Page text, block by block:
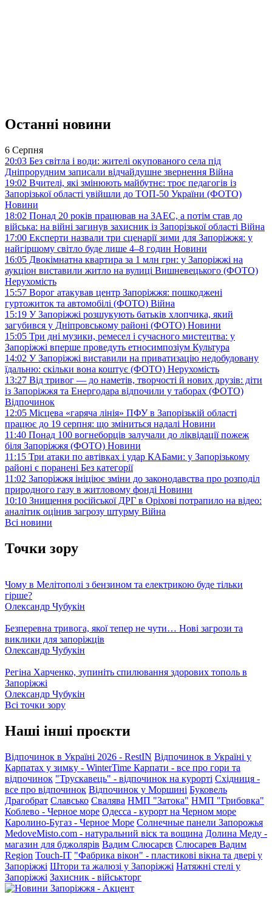
Останні новини
6 Серпня
20:03 Без світла і води: жителі окупованого села під
Дніпрорудним записали відчайдушне звернення Війна
19:02 Вчителі, які змінюють майбутнє: троє педагогів із
Запорізької області увійшли до ТОП-50 України (ФОТО)
Новини
18:02 Понад 20 років працював на ЗАЕС, а потім став до
війська: на війні загинув захисник із Запорізької області Війна
17:00 Експерти назвали три сценарії зими для Запоріжжя: у
найгіршому світло буде лише 4–8 годин Новини
16:05 Двокімнатна квартира за 1 млн грн: у Запоріжжі на
аукціон виставили житло на вулиці Вишневецького (ФОТО)
Нерухомість
15:57 Ворог атакував центр Запоріжжя: пошкоджені
гуртожиток та автомобілі (ФОТО) Війна
15:19 У Запоріжжі розшукують батьків хлопчика, який
загубився у Дніпровському районі (ФОТО) Новини
15:05 Три дні музики, ремесел і сучасного мистецтва: у
Запоріжжі вперше проведуть етносимпозіум Культура
14:02 У Запоріжжі виставили на приватизацію недобудовану
їдальню: скільки вона коштує (ФОТО) Нерухомість
13:27 Від тривог — до наметів, творчості й нових друзів: діти
із Запоріжжя та Енергодара відпочили у таборах (ФОТО)
Відпочинок
12:05 Місцева «гаряча лінія» ПФУ в Запорізькій області
працює до 19 серпня: що зміниться надалі Новини
11:40 Понад 100 вогнеборців залучали до ліквідації пожеж
біля Запоріжжя (ФОТО) Новини
11:15 Три атаки по автівках і удар КАБами: у Запорізькому
районі є поранені Без категорії
11:02 Запоріжжя ініціює зміни до законодавства про розподіл
природного газу в житловому фонді Новини
10:10 Знищення російської ДРГ в Оріхові потрапило на відео:
аналітик оцінив загрозу штурму Війна
Всі новини
Точки зору
Чому в Мелітополі з бензином та електрикою буде тільки
гірше?
Олександр Чубукін
Безперевна тривога, якої тепер не чути… Нові загрози та
виклики для запоріжців
Олександр Чубукін
Регіна Харченко, зупиніть спилювання здорових тополь в
Запоріжжі
Олександр Чубукін
Всі точки зору
Наші інші проєкти
Відпочинок в Україні 2026 - RestIN Відпочинок в Україні у
Карпатах у зимку - WinterTime Карпати - все про гори та
відпочинок "Трускавець" - відпочинок на курорті Східниця -
все про відпочинок Відпочинок у Моршині Буковель
Драгобрат Славсько Свалява НМП "Затока" НМП "Грибовка"
Коблево - Черное море Одесса - курорт на Черном море
Каролино-Бугаз - Черное Море Солнечные панели Запорожья
MedoveMisto.com - натуральний віск та вощина Долина Меду -
магазин для бджолярів Вадим Слюсарєв Слюсарев Вадим
Region Touch-IT "Фабрика вікон" - пластикові вікна та двері у
Запоріжжі Штори та жалюзі у Запоріжжі Натяжні стелі у
Запоріжжі Захисник - військторг